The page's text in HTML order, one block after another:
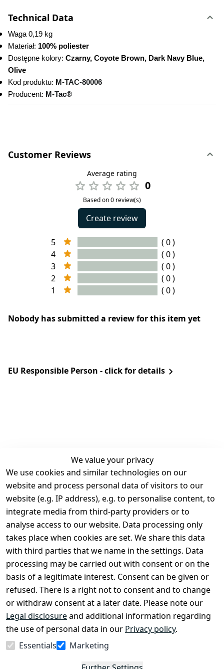
Technical Data
Waga 0,19 kg
Materiał: 100% poliester
Dostępne kolory: Czarny, Coyote Brown, Dark Navy Blue,
Olive
Kod produktu: M-TAC-80006
Producent: M-Tac®
Customer Reviews
Average rating
0
Based on 0 review(s)
Create review
5
( 0 )
4
( 0 )
3
( 0 )
2
( 0 )
1
( 0 )
Nobody has submitted a review for this item yet
EU Responsible Person - click for details
We value your privacy
We use cookies and similar technologies on our
website and process personal data of visitors to our
website (e.g. IP address), e.g. to personalise content, to
integrate media from third-party providers or to
analyse access to our website. Data processing only
takes place when cookies are set. We share this data
with third parties that we name in the settings. Data
processing may be carried out with consent or on the
basis of a legitimate interest. Consent can be given or
refused. There is a right not to consent and to change
or withdraw consent at a later date. Please note our
Legal disclosureand additional information regarding
the use of personal data in our Privacy policy.
Essentials
Marketing
Legal
Terms and
Conditions
Legal
disclosure
Privacy Policy
Declaration of
accessibility
Cancellation
rights
Contact
Register
Withdraw
from